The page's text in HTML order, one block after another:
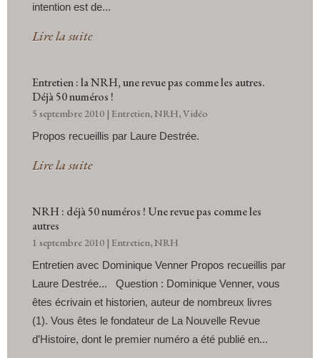
intention est de...
Lire la suite
Entretien : la NRH, une revue pas comme les autres.
Déjà 50 numéros !
5 septembre 2010 | Entretien,NRH,Vidéo
Propos recueillis par Laure Destrée.
Lire la suite
NRH : déjà 50 numéros ! Une revue pas comme les
autres
1 septembre 2010 | Entretien,NRH
Entretien avec Dominique Venner Propos recueillis par
Laure Destrée... Question : Dominique Venner, vous
êtes écrivain et historien, auteur de nombreux livres
(1). Vous êtes le fondateur de La Nouvelle Revue
d’Histoire, dont le premier numéro a été publié en...